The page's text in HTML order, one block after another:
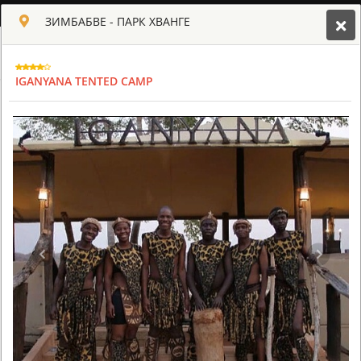
РУССКИЙ
ЗИМБАБВЕ
OLD DRIFT LODGE
ЗИМБАБВЕ - ПАРК ХВАНГЕ
IGANYANA TENTED CAMP